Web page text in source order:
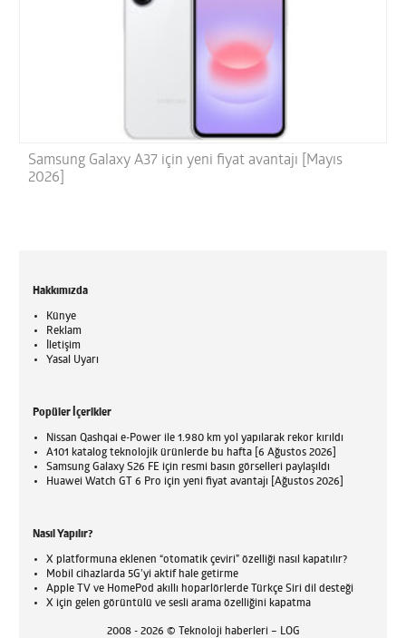
Samsung Galaxy A37 için yeni fiyat avantajı [Mayıs
2026]
Hakkımızda
Künye
Reklam
İletişim
Yasal Uyarı
Popüler İçerikler
Nissan Qashqai e-Power ile 1.980 km yol yapılarak rekor kırıldı
A101 katalog teknolojik ürünlerde bu hafta [6 Ağustos 2026]
Samsung Galaxy S26 FE için resmi basın görselleri paylaşıldı
Huawei Watch GT 6 Pro için yeni fiyat avantajı [Ağustos 2026]
Nasıl Yapılır?
X platformuna eklenen “otomatik çeviri” özelliği nasıl kapatılır?
Mobil cihazlarda 5G’yi aktif hale getirme
Apple TV ve HomePod akıllı hoparlörlerde Türkçe Siri dil desteği
X için gelen görüntülü ve sesli arama özelliğini kapatma
2008 - 2026 © Teknoloji haberleri – LOG